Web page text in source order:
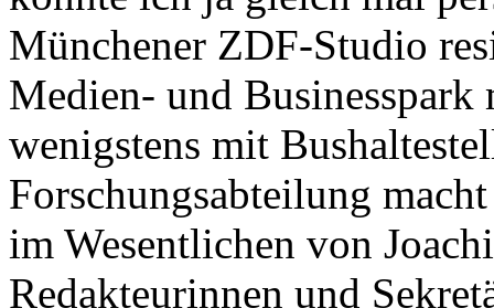
Münchener ZDF-Studio
Medien- und
wenigstens mit
Forschungsabteilung
im Wesentlichen von
Redakteurinnen und